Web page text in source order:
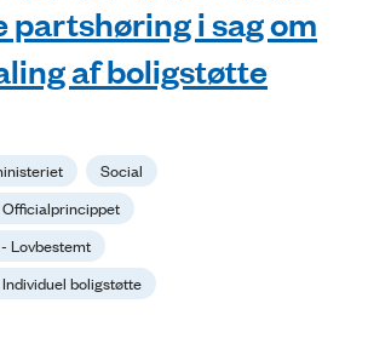
partshøring i sag om
af boligstøtte
Social
Officialprincippet
- Lovbestemt
boligstøtte